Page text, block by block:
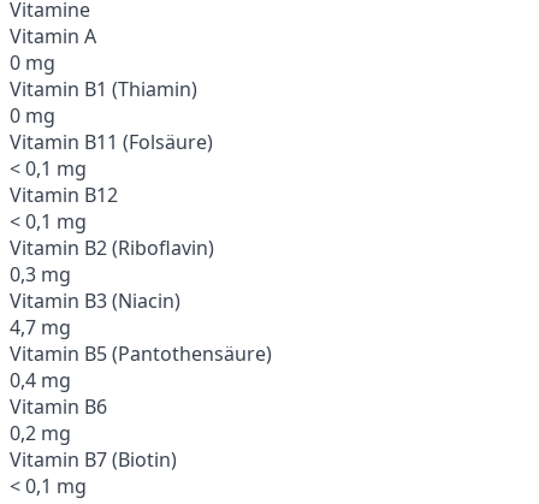
Vitamine
Vitamin A
0 mg
Vitamin B1 (Thiamin)
0 mg
Vitamin B11 (Folsäure)
< 0,1 mg
Vitamin B12
< 0,1 mg
Vitamin B2 (Riboflavin)
0,3 mg
Vitamin B3 (Niacin)
4,7 mg
Vitamin B5 (Pantothensäure)
0,4 mg
Vitamin B6
0,2 mg
Vitamin B7 (Biotin)
< 0,1 mg